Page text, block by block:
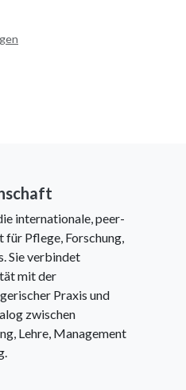
internationale, peer-
Pflege, Forschung,
Sie verbindet
mit der
Praxis und
zwischen
Lehre, Management